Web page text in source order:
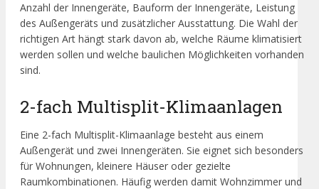
Anzahl der Innengeräte, Bauform der Innengeräte, Leistung
des Außengeräts und zusätzlicher Ausstattung. Die Wahl der
richtigen Art hängt stark davon ab, welche Räume klimatisiert
werden sollen und welche baulichen Möglichkeiten vorhanden
sind.
2-fach Multisplit-Klimaanlagen
Eine 2-fach Multisplit-Klimaanlage besteht aus einem
Außengerät und zwei Innengeräten. Sie eignet sich besonders
für Wohnungen, kleinere Häuser oder gezielte
Raumkombinationen. Häufig werden damit Wohnzimmer und